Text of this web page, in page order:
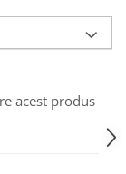
acest produs